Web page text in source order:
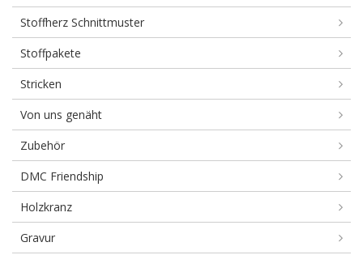
Stoffherz Schnittmuster
Stoffpakete
Stricken
Von uns genäht
Zubehör
DMC Friendship
Holzkranz
Gravur